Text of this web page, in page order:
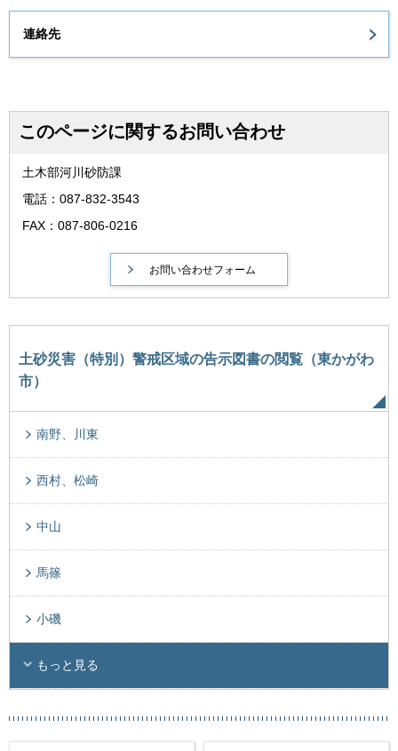
連絡先
このページに関するお問い合わせ
土木部河川砂防課
電話：087-832-3543
FAX：087-806-0216
土砂災害（特別）警戒区域の告示図書の閲覧（東かがわ
市）
南野、川東
西村、松崎
中山
馬篠
小磯
もっと見る